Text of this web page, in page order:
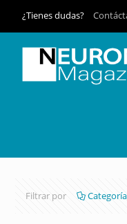
¿Tienes dudas?
Filtrar por